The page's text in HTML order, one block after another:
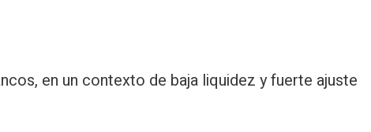
en un contexto de baja liquidez y fuerte ajuste